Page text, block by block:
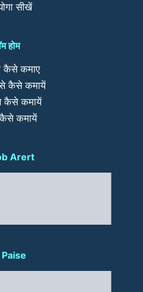
सीखें
होम
कैसे कमाए
कैसे कमायें
कमायें
कमायें
Arert